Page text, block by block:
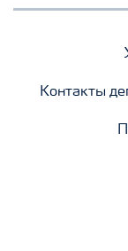
Контакты